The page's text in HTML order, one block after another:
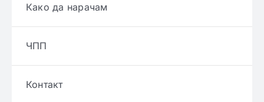
Како да нарачам
ЧПП
Контакт